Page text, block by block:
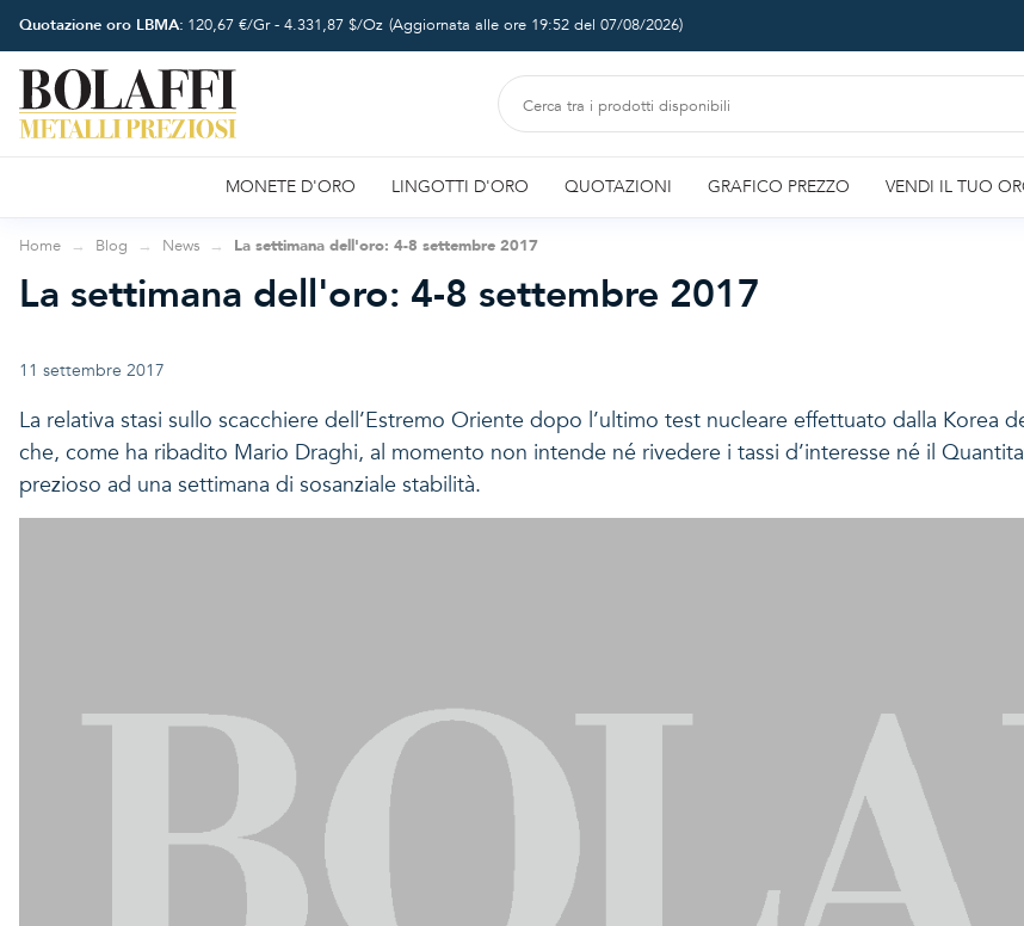
Quotazione oro LBMA: 120,67 €/Gr - 4.331,87 $/Oz (Aggiornata alle ore 19:52 del 07/08/2026)
MONETE D'ORO LINGOTTI D'ORO QUOTAZIONI GRAFICO PREZZO VENDI IL TUO
Home Blog News La settimana dell'oro: 4-8 settembre 2017
La settimana dell'oro: 4-8 settembre 2017
11 settembre 2017
La relativa stasi sullo scacchiere dell’Estremo Oriente dopo l’ultimo test nucleare effettuato dalla Korea
che, come ha ribadito Mario Draghi, al momento non intende né rivedere i tassi d’interesse né il
prezioso ad una settimana di sosanziale stabilità.